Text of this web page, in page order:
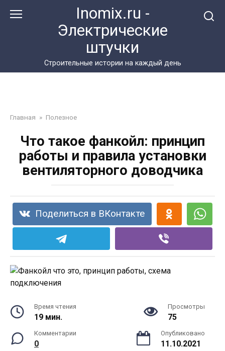
Inomix.ru -
Электрические
штучки
Cтроительные истории на каждый день
Главная » Полезное
Что такое фанкойл: принцип
работы и правила установки
вентиляторного доводчика
Поделиться в ВКонтакте
Время чтения
19 мин.
Просмотры
75
Комментарии
0
Опубликовано
11.10.2021